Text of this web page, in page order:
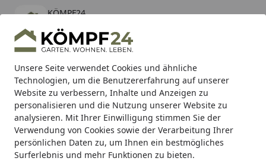
Unsere Seite verwendet Cookies und ähnliche
Technologien, um die Benutzererfahrung auf unserer
Website zu verbessern, Inhalte und Anzeigen zu
personalisieren und die Nutzung unserer Website zu
analysieren. Mit Ihrer Einwilligung stimmen Sie der
Verwendung von Cookies sowie der Verarbeitung Ihrer
persönlichen Daten zu, um Ihnen ein bestmögliches
Surferlebnis und mehr Funktionen zu bieten.
KÖMPF24
kostenlos - Im App Store
Hotline
Alle Produkte
Mein Konto
Suchen
Karibu Pools inkl. gratis Sandfilteranlage & Pool-
Starterset (Gesamtwert bis 468,99€)